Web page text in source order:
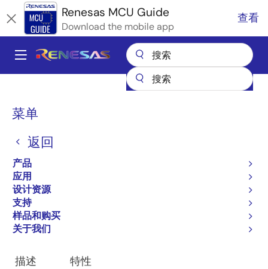
转
到
Renesas MCU Guide
Download the mobile app
查看
Main
菜单
返回
产品
应用
设计资源
支持
样品和购买
关于我们
面
屑
RA Arm Cortex-M MCU
株式会社アルファプロジェクト 低消費電力AI用途向けRA8 CPUボード
概述
概
描述 特性